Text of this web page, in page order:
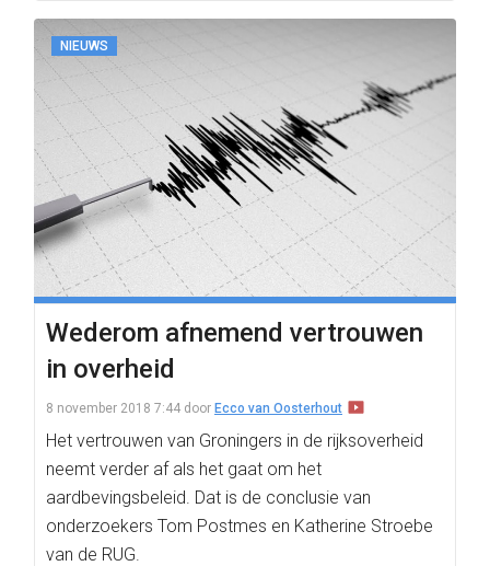
NIEUWS
Wederom afnemend vertrouwen
in overheid
8 november 2018 7:44 door Ecco van Oosterhout
Het vertrouwen van Groningers in de rijksoverheid
neemt verder af als het gaat om het
aardbevingsbeleid. Dat is de conclusie van
onderzoekers Tom Postmes en Katherine Stroebe
van de RUG.